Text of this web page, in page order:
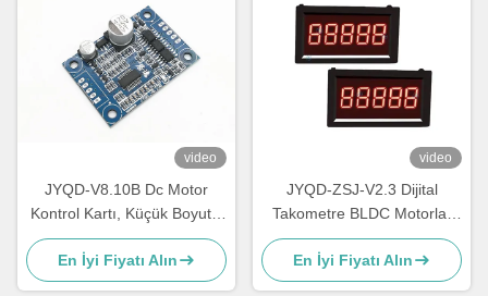
video
JYQD-V8.10B Dc Motor
Kontrol Kartı, Küçük Boyutlu
Bldc Motor Sürücü Kartı
En İyi Fiyatı Alın
video
JYQD-ZSJ-V2.3 Dijital
Takometre BLDC Motorlar
için – 5V Darbe Sinyali RPM
Ölçer | Yüksek Hassasiyetli
Hız Göstergesi 0–
En İyi Fiyatı Alın